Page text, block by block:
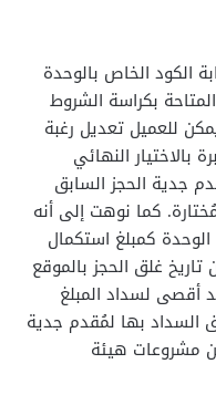
الكود الخاص بالوحدة
بكراسة الشروط
للعميل تعديل رغبة
بالاختيار النهائي
جدية الحجز السابق
كما نوهت إلى أنه
ثمن الوحدة كمبلغ استكمال
غلق الحجز بالموقع
أقصى لسداد المبلغ
السداد بها لمُقدم جدية
مشروعات هيئة